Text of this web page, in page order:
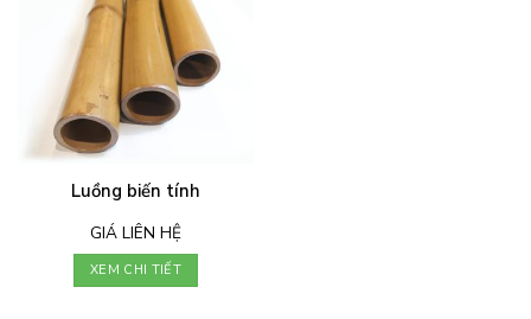
Luồng biến tính
GIÁ LIÊN HỆ
XEM CHI TIẾT